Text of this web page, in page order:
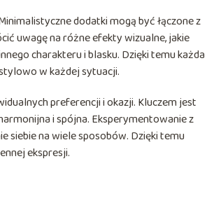
dodatki mogą być łączone z
uwagę na różne efekty wizualne, jakie
charakteru i blasku. Dzięki temu każda
w każdej sytuacji.
preferencji i okazji. Kluczem jest
i spójna. Eksperymentowanie z
siebie na wiele sposobów. Dzięki temu
ekspresji.